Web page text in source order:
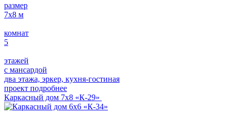
размер
7х8 м
комнат
5
этажей
с мансардой
два этажа, эркер, кухня-гостиная
проект подробнее
Каркасный дом 7х8 «К-29»